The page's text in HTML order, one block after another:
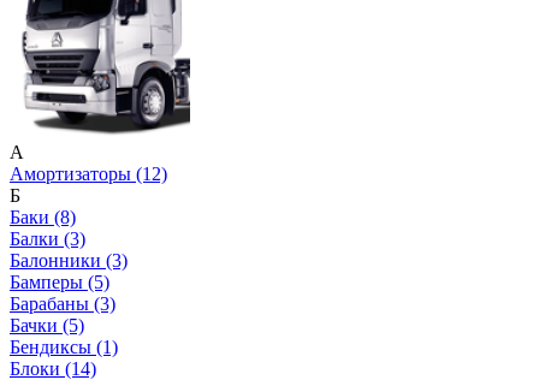
А
Амортизаторы (12)
Б
Баки (8)
Балки (3)
Балонники (3)
Бамперы (5)
Барабаны (3)
Бачки (5)
Бендиксы (1)
Блоки (14)